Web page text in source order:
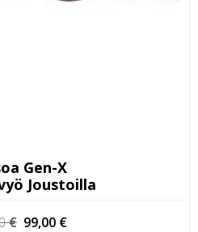
Gen-X
Joustoilla
€ Alkuperäinen
99,00 €